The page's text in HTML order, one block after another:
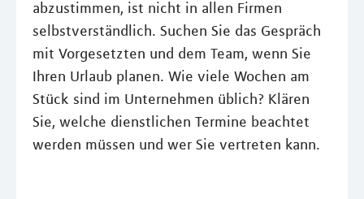
abzustimmen, ist nicht in allen Firmen
selbstverständlich. Suchen Sie das Gespräch
mit Vorgesetzten und dem Team, wenn Sie
Ihren Urlaub planen. Wie viele Wochen am
Stück sind im Unternehmen üblich? Klären
Sie, welche dienstlichen Termine beachtet
werden müssen und wer Sie vertreten kann.